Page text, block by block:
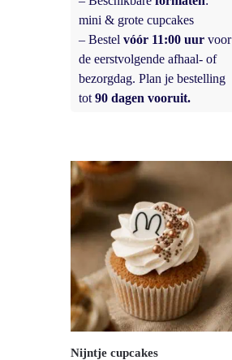
mini & grote cupcakes
– Bestel vóór 11:00 uur voor
de eerstvolgende afhaal- of
bezorgdag. Plan je bestelling
tot 90 dagen vooruit.
Nijntje cupcakes